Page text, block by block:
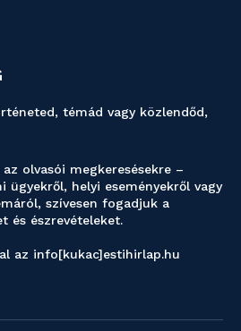
témád vagy közlendőd,
olvasói megkeresésekre –
ügyekről, helyi eseményekről vagy
szívesen fogadjuk a
és észrevételeket.
az info[kukac]estihirlap.hu